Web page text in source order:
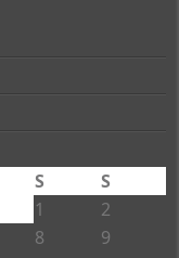
S
S
1
2
8 9